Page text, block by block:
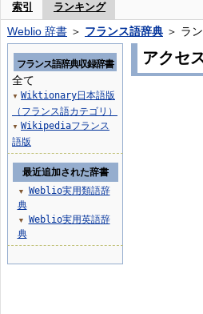
索引 ランキング
Weblio 辞書 ＞ フランス語辞典 ＞ ラ
アクセ
フランス語辞典収録辞書
全て
▼ Wiktionary日本語版
（フランス語カテゴリ）
▼ Wikipediaフランス
語版
最近追加された辞書
▼
Weblio実用類語辞
典
▼
Weblio実用英語辞
典